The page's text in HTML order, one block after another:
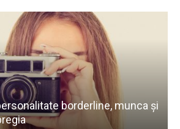
borderline, munca și